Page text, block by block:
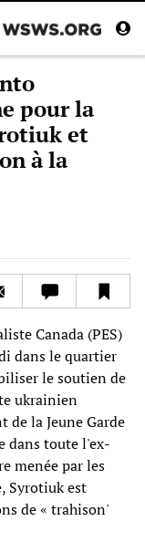
pour la
et
à la
Canada (PES)
dans le quartier
le soutien de
ukrainien
de la Jeune Garde
dans toute l'ex-
menée par les
Syrotiuk est
de « trahison'